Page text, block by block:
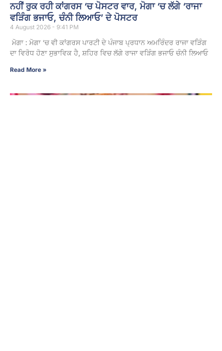
ਨਹੀਂ ਰੁਕ ਰਹੀ ਕਾਂਗਰਸ ‘ਚ ਪੋਸਟਰ ਵਾਰ, ਮੋਗਾ ‘ਚ ਲੱਗੇ ‘ਰਾਜਾ
ਵੜਿੰਗ ਭਜਾਓ, ਚੰਨੀ ਲਿਆਓ’ ਦੇ ਪੋਸਟਰ
4 August 2026 - 9:41 PM
ਮੋਗਾ : ਮੋਗਾ ‘ਚ ਵੀ ਕਾਂਗਰਸ ਪਾਰਟੀ ਦੇ ਪੰਜਾਬ ਪ੍ਰਧਾਨ ਅਮਰਿੰਦਰ ਰਾਜਾ ਵੜਿੰਗ
ਦਾ ਵਿਰੋਧ ਹੋਣਾ ਸੁਭਾਵਿਕ ਹੈ, ਸ਼ਹਿਰ ਵਿਚ ਲੱਗੇ ਰਾਜਾ ਵੜਿੰਗ ਭਜਾਓ ਚੰਨੀ ਲਿਆਓ
Read More »